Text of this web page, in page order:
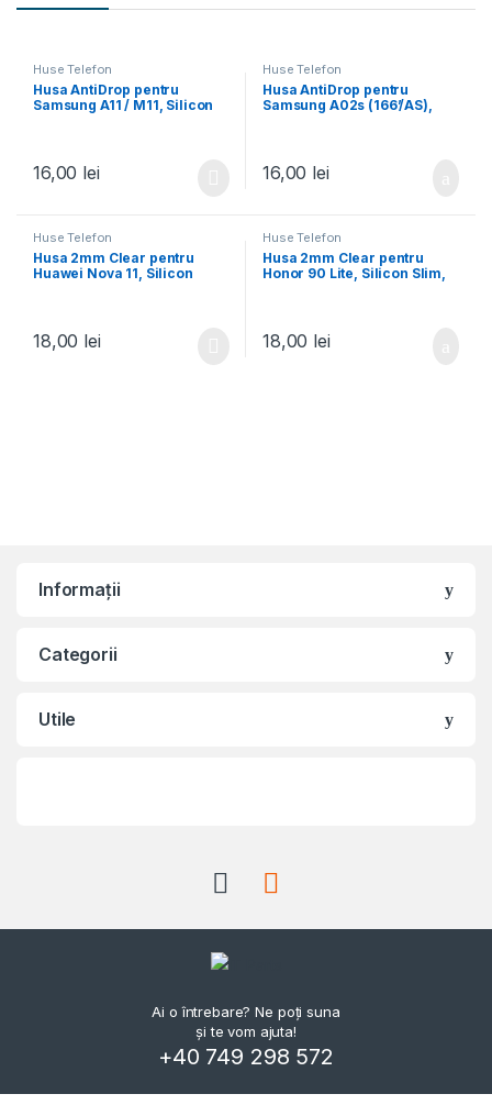
Huse Telefon
Husa AntiDrop pentru
Samsung A11 / M11, Silicon
16,00 lei
Huse Telefon
Husa AntiDrop pentru
Samsung A02s (166’/AS),
16,00 lei
Huse Telefon
Husa 2mm Clear pentru
Huawei Nova 11, Silicon
18,00 lei
Huse Telefon
Husa 2mm Clear pentru
Honor 90 Lite, Silicon Slim,
18,00 lei
Informații
Categorii
Utile
Ai o întrebare? Ne poți suna
și te vom ajuta!
+40 749 298 572